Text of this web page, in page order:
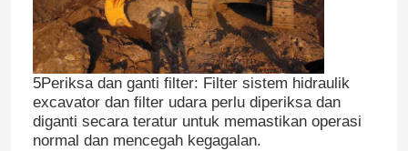
5Periksa dan ganti filter: Filter sistem hidraulik
excavator dan filter udara perlu diperiksa dan
diganti secara teratur untuk memastikan operasi
normal dan mencegah kegagalan.